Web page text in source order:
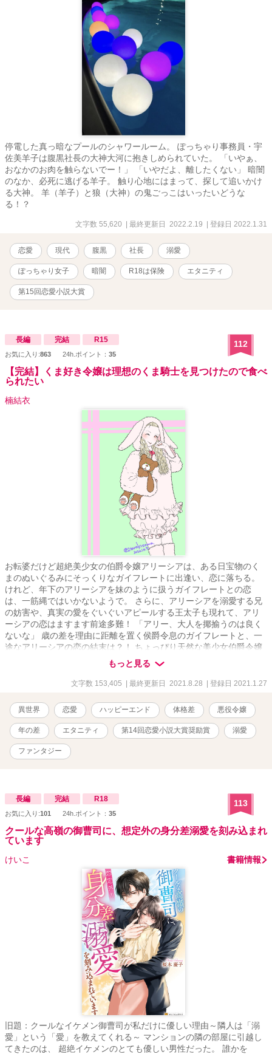
停電した真っ暗なプールのシャワールーム。 ぽっちゃり事務員・宇
佐美羊子は腹黒社長の大神大河に抱きしめられていた。 「いやぁ、
おなかのお肉を触らないでー！」 「いやだよ、離したくない」 暗闇
のなか、必死に逃げる羊子。 触り心地にはまって、探して追いかけ
る大神。 羊（羊子）と狼（大神）の鬼ごっこはいったいどうな
る！？
文字数 55,620 | 最終更新日 2022.2.19 | 登録日 2022.1.31
恋愛 現代 腹黒 社長 溺愛
ぽっちゃり女子 暗闇 R18は保険 エタニティ
第15回恋愛小説大賞
長編 完結 R15
お気に入り:863 24h.ポイント： 35
112
【完結】くま好き令嬢は理想のくま騎士を見つけたので食べ
られたい
楠結衣
お転婆だけど超絶美少女の伯爵令嬢アリーシアは、ある日宝物のく
まのぬいぐるみにそっくりなガイフレートに出逢い、恋に落ちる。
けれど、年下のアリーシアを妹のように扱うガイフレートとの恋
は、一筋縄ではいかないようで。 さらに、アリーシアを溺愛する兄
の妨害や、真実の愛をぐいぐいアピールする王太子も現れて、アリ
ーシアの恋はますます前途多難！ 「アリー、大人を揶揄うのは良く
ないな」 歳の差を理由に距離を置く侯爵令息のガイフレートと、一
途なアリーシアの恋の結末は？！ ちょっぴり天然な美少女伯爵令嬢
と、伯爵令嬢を大切に守ってきた大柄騎士の溺愛あまあまハッピー
エンドストーリーです。 ◇期間限定でR18を公開しています（♡の
話） ◇表紙と作中イラスト/貴様二太郎さま ◇題名に※表記があるも
稿しています） ＊アルファポリス第14回恋愛小説大賞「奨励賞」 ＊
第9回ネット小説大賞一次選考通過作品
もっと見る
文字数 153,405 | 最終更新日 2021.8.28 | 登録日 2021.1.27
異世界 恋愛 ハッピーエンド 体格差 悪役令嬢
年の差 エタニティ 第14回恋愛小説大賞奨励賞 溺愛
ファンタジー
長編 完結 R18
お気に入り:101 24h.ポイント： 35
113
クールな高嶺の御曹司に、想定外の身分差溺愛を刻み込まれ
ています
けいこ 書籍情報
旧題：クールなイケメン御曹司が私だけに優しい理由～隣人は「溺
愛」という「愛」を教えてくれる～ マンションの隣の部屋に引越し
てきたのは、 超絶イケメンのとても優しい男性だった。 誰かを